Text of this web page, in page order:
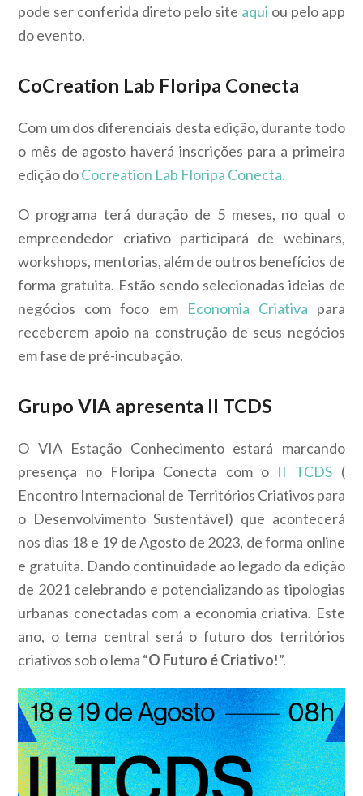
pode ser conferida direto pelo site aqui ou pelo app
do evento.
CoCreation Lab Floripa Conecta
Com um dos diferenciais desta edição, durante todo
o mês de agosto haverá inscrições para a primeira
edição doCocreation Lab Floripa Conecta.
O programa terá duração de 5 meses, no qual o
empreendedor criativo participará de webinars,
workshops, mentorias, além de outros benefícios de
forma gratuita. Estão sendo selecionadas ideias de
negócios com foco em Economia Criativa para
receberem apoio na construção de seus negócios
em fase de pré-incubação.
Grupo VIA apresenta II TCDS
O VIA Estação Conhecimento estará marcando
presença no Floripa Conecta com o II TCDS (
Encontro Internacional de Territórios Criativos para
o Desenvolvimento Sustentável) que acontecerá
nos dias 18 e 19 de Agosto de 2023, de forma online
e gratuita. Dando continuidade ao legado da edição
de 2021 celebrando e potencializando as tipologias
urbanas conectadas com a economia criativa. Este
ano, o tema central será o futuro dos territórios
criativos sob o lema “O Futuro é Criativo!”.